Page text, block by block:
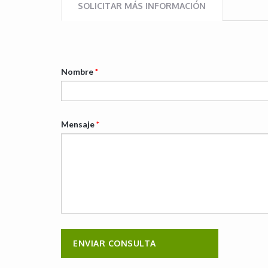
SOLICITAR MÁS INFORMACIÓN
Nombre*
Mensaje*